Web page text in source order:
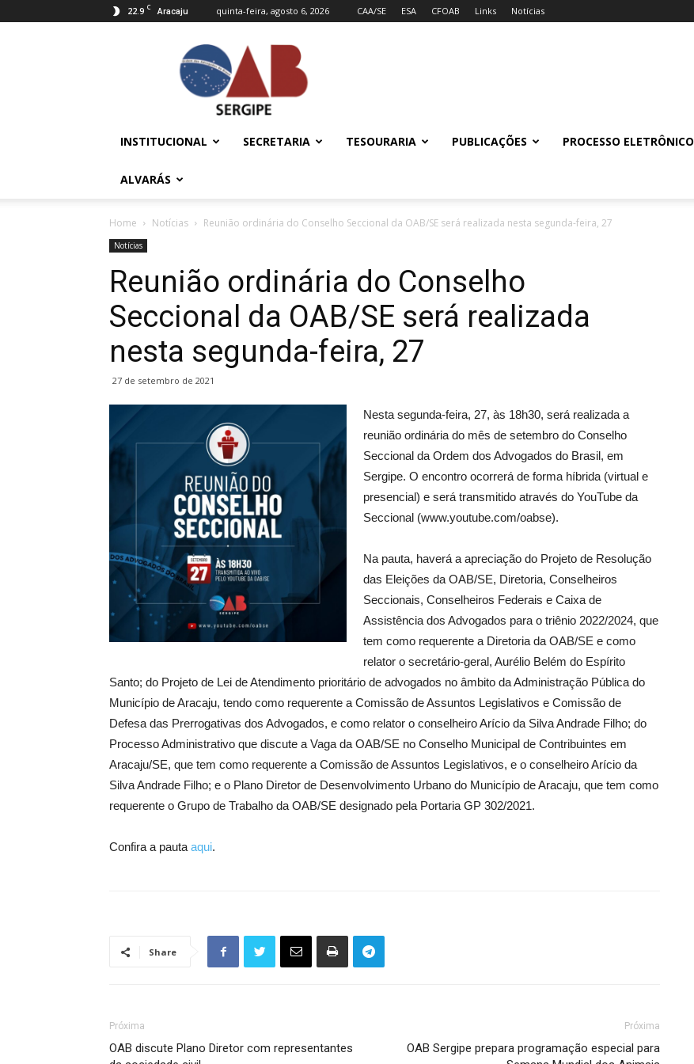
22.9 C Aracaju quinta-feira, agosto 6, 2026 CAA/SE ESA CFOAB Links Notícias
OAB/SE
Ordem
do
INSTITUCIONAL SECRETARIA TESOURARIA PUBLICAÇÕES PROCESSO ELETRÔNICO
ALVARÁS
Home Notícias Reunião ordinária do Conselho Seccional da OAB/SE será realizada nesta segunda-feira, 27
Notícias
Reunião ordinária do Conselho
Seccional da OAB/SE será realizada
nesta segunda-feira, 27
27 de setembro de 2021
Nesta segunda-feira, 27, às 18h30, será realizada a
reunião ordinária do mês de setembro do Conselho
Seccional da Ordem dos Advogados do Brasil, em
Sergipe. O encontro ocorrerá de forma híbrida (virtual e
presencial) e será transmitido através do YouTube da
Seccional (www.youtube.com/oabse).
Na pauta, haverá a apreciação do Projeto de Resolução
das Eleições da OAB/SE, Diretoria, Conselheiros
Seccionais, Conselheiros Federais e Caixa de
Assistência dos Advogados para o triênio 2022/2024, que
tem como requerente a Diretoria da OAB/SE e como
relator o secretário-geral, Aurélio Belém do Espírito
Santo; do Projeto de Lei de Atendimento prioritário de advogados no âmbito da Administração Pública do
Município de Aracaju, tendo como requerente a Comissão de Assuntos Legislativos e Comissão de
Defesa das Prerrogativas dos Advogados, e como relator o conselheiro Arício da Silva Andrade Filho; do
Processo Administrativo que discute a Vaga da OAB/SE no Conselho Municipal de Contribuintes em
Aracaju/SE, que tem como requerente a Comissão de Assuntos Legislativos, e o conselheiro Arício da
Silva Andrade Filho; e o Plano Diretor de Desenvolvimento Urbano do Município de Aracaju, que tem como
requerente o Grupo de Trabalho da OAB/SE designado pela Portaria GP 302/2021.
Confira a pauta aqui.
Share
Próxima
OAB discute Plano Diretor com representantes
Próxima
OAB Sergipe prepara programação especial para